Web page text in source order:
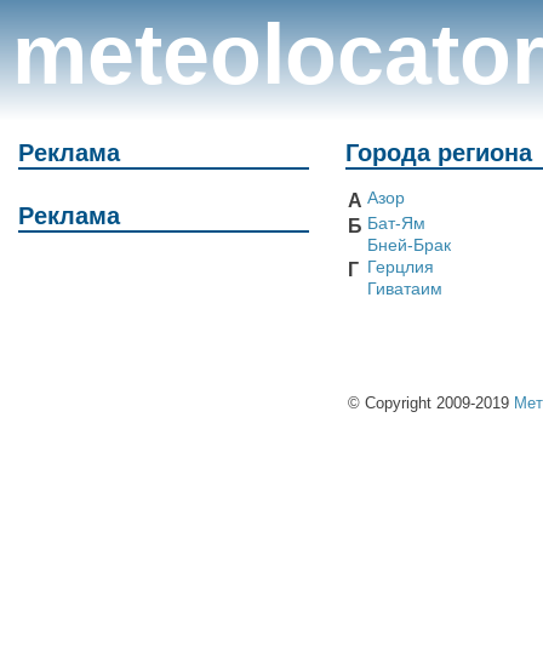
meteolocator
Реклама
Реклама
Города региона
А Азор
Б Бат-Ям
Бней-Брак
Г Герцлия
Гиватаим
© Copyright 2009-2019